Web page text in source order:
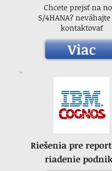
Chcete prejsť na
S/4HANA?
kontaktovať
Viac
Riešenia pre
riadenie